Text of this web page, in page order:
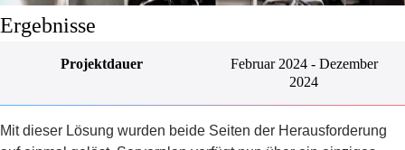
Ergebnisse
Projektdauer
Februar 2024 - Dezember
2024
Mit dieser Lösung wurden beide Seiten der Herausforderung